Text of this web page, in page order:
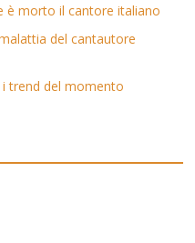
è morto il cantore italiano
del cantautore
trend del momento